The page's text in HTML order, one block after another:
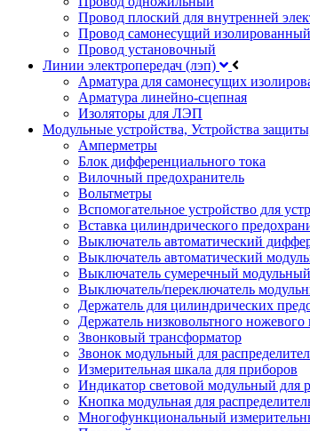
Провод плоский для внутренней
Провод самонесущий
Провод установочный
Линии электропередач (лэп)
Арматура для самонесущих
Арматура линейно-сцепная
Изоляторы для ЛЭП
Модульные устройства, Устройства
Амперметры
Блок дифференциального тока
Вилочный предохранитель
Вольтметры
Вспомогательное устройство для
Вставка цилиндрического
Выключатель автоматический
Выключатель автоматический
Выключатель сумеречный
Выключатель/переключатель
Держатель для цилиндрических
Держатель низковольтного ножевого
Звонковый трансформатор
Звонок модульный для
Измерительная шкала для приборов
Индикатор световой модульный для
Кнопка модульная для
Многофункциональный